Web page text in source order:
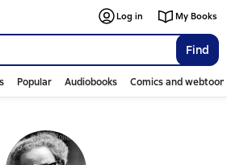
Find
Log in My Books
Popular Audiobooks Comics and